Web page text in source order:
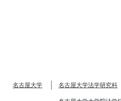
名古屋大学 名古屋大学法学研究科